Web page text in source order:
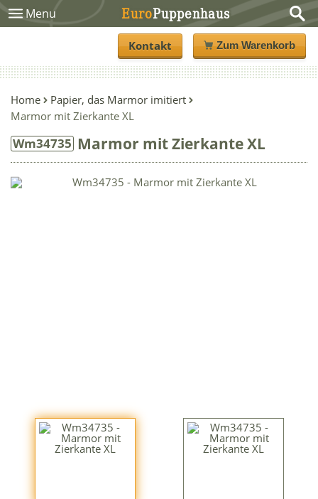
Menu EuroPuppenhaus
Kontakt Zum Warenkorb
Home
Papier, das Marmor imitiert
Marmor mit Zierkante XL
Wm34735 Marmor mit Zierkante XL